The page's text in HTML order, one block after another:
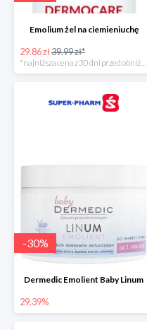
Emolium żel na ciemieniuchę
29.86 zł39.99 zł*
-30%
Dermedic Emolient Baby Linum
29.39%